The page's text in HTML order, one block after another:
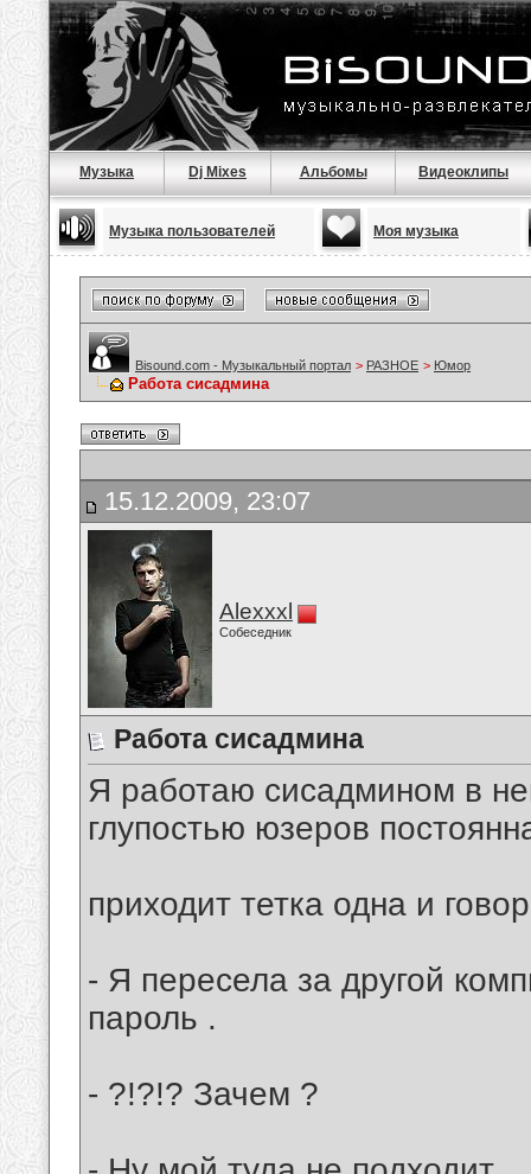
Музыка Dj Mixes Альбомы Видеоклипы
Музыка пользователей Моя музыка
Bisound.com - Музыкальный портал > РАЗНОЕ > Юмор
Работа сисадмина
15.12.2009, 23:07
Alexxxl
Собеседник
Работа сисадмина
Я работаю сисадмином в
глупостью юзеров
приходит тетка одна и
- Я пересела за другой
пароль .
- ?!?!? Зачем ?